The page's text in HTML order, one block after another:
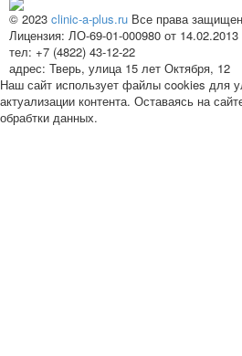
© 2023 clinic-a-plus.ru Все права
Лицензия: ЛО-69-01-000980 от 14.02.2013
тел: +7 (4822) 43-12-22
адрес: Тверь, улица 15 лет Октября, 12
Наш сайт использует файлы cookies для
актуализации контента. Оставаясь на
обрабтки данных.